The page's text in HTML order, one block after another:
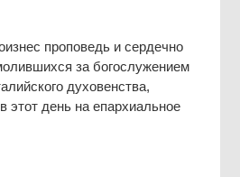
проповедь и сердечно
за богослужением
духовенства,
этот день на епархиальное